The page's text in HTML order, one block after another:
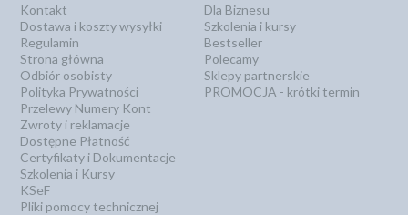
Kontakt
Dostawa i koszty wysyłki
Regulamin
Strona główna
Odbiór osobisty
Polityka Prywatności
Przelewy Numery Kont
Zwroty i reklamacje
Dostępne Płatność
Certyfikaty i Dokumentacje
Szkolenia i Kursy
KSeF
Pliki pomocy technicznej
Dla Biznesu
Szkolenia i kursy
Bestseller
Polecamy
Sklepy partnerskie
PROMOCJA - krótki termin